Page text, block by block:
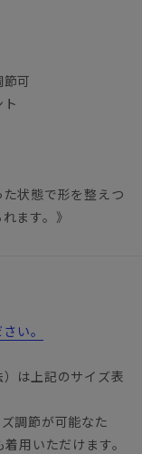
可
状態で形を整えつ
ます。》
い。
は上記のサイズ表
調節が可能なた
用いただけます。